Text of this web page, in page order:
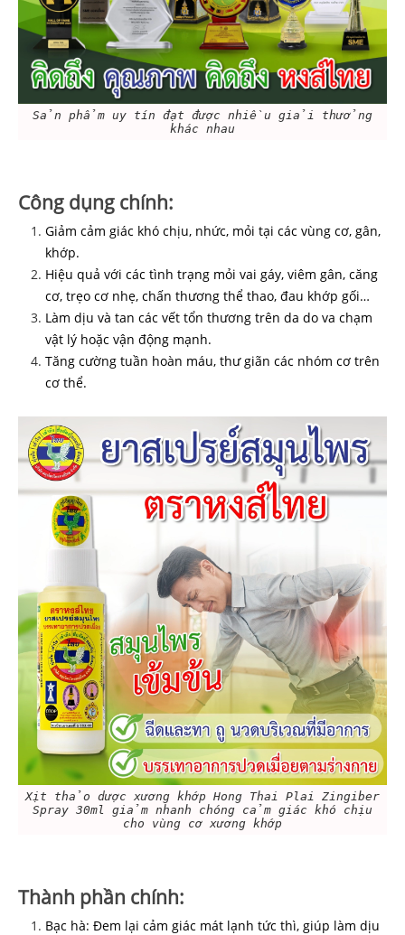
Sản phẩm uy tín đạt được nhiều giải thưởng
khác nhau
Công dụng chính:
Giảm cảm giác khó chịu, nhức, mỏi tại các vùng cơ, gân,
khớp.
Hiệu quả với các tình trạng mỏi vai gáy, viêm gân, căng
cơ, trẹo cơ nhẹ, chấn thương thể thao, đau khớp gối…
Làm dịu và tan các vết tổn thương trên da do va chạm
vật lý hoặc vận động mạnh.
Tăng cường tuần hoàn máu, thư giãn các nhóm cơ trên
cơ thể.
Xịt thảo dược xương khớp Hong Thai Plai Zingiber
Spray 30ml giảm nhanh chóng cảm giác khó chịu
cho vùng cơ xương khớp
Thành phần chính:
Bạc hà: Đem lại cảm giác mát lạnh tức thì, giúp làm dịu